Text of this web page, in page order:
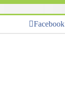
Facebook